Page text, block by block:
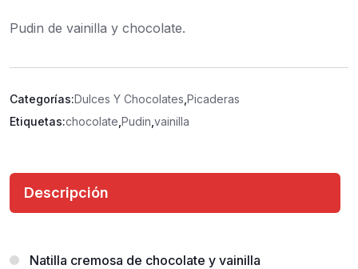
Pudin de vainilla y chocolate.
Categorías:Dulces Y Chocolates Picaderas
Etiquetas:chocolate Pudin vainilla
Descripción
Natilla cremosa de chocolate y vainilla